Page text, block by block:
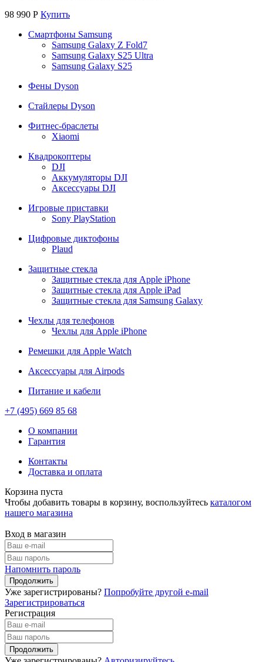
98 990 Р Купить
Смартфоны Samsung
Samsung Galaxy Z Fold7
Samsung Galaxy S25 Ultra
Samsung Galaxy S25
Фены Dyson
Стайлеры Dyson
Фитнес-браслеты
Xiaomi
Квадрокоптеры
DJI
Аккумуляторы DJI
Аксессуары DJI
Игровые приставки
Sony PlayStation
Цифровые диктофоны
Plaud
Защитные стекла
Защитные стекла для Apple iPhone
Защитные стекла для Apple iPad
Защитные стекла для Samsung Galaxy
Чехлы для телефонов
Чехлы для Apple iPhone
Ремешки для Apple Watch
Аксессуары для Airpods
Питание и кабели
+7 (495) 669 85 68
О компании
Гарантия
Контакты
Доставка и оплата
Корзина пуста
Чтобы добавить товары в корзину, воспользуйтесь каталогом
нашего магазина
Вход в магазин
Напомнить пароль
Уже зарегистрированы? Попробуйте другой e-mail
Зарегистрироваться
Регистрация